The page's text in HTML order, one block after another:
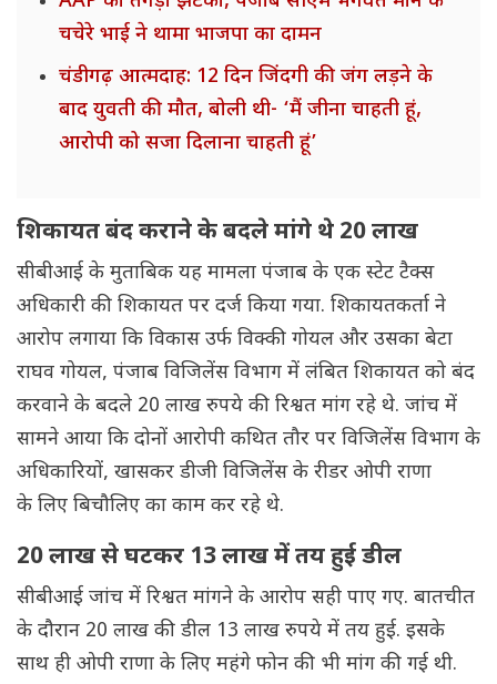
चचेरे भाई ने थामा भाजपा का दामन
चंडीगढ़ आत्मदाह: 12 दिन जिंदगी की जंग लड़ने के
बाद युवती की मौत, बोली थी- ‘मैं जीना चाहती हूं,
आरोपी को सजा दिलाना चाहती हूं’
शिकायत बंद कराने के बदले मांगे थे 20 लाख
सीबीआई के मुताबिक यह मामला पंजाब के एक स्टेट टैक्स
अधिकारी की शिकायत पर दर्ज किया गया. शिकायतकर्ता ने
आरोप लगाया कि विकास उर्फ विक्की गोयल और उसका बेटा
राघव गोयल, पंजाब विजिलेंस विभाग में लंबित शिकायत को बंद
करवाने के बदले 20 लाख रुपये की रिश्वत मांग रहे थे. जांच में
सामने आया कि दोनों आरोपी कथित तौर पर विजिलेंस विभाग के
अधिकारियों, खासकर डीजी विजिलेंस के रीडर ओपी राणा
के लिए बिचौलिए का काम कर रहे थे.
20 लाख से घटकर 13 लाख में तय हुई डील
सीबीआई जांच में रिश्वत मांगने के आरोप सही पाए गए. बातचीत
के दौरान 20 लाख की डील 13 लाख रुपये में तय हुई. इसके
साथ ही ओपी राणा के ‌लिए महंगे फोन की भी मांग की गई थी.